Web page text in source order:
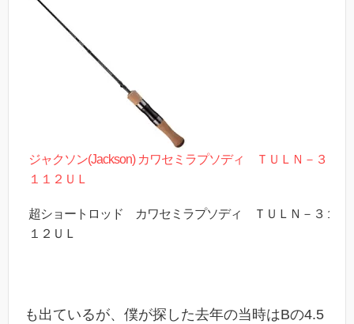
ジャクソン(Jackson) カワセミラプソディ ＴＵＬＮ－３
１１２ＵＬ
超ショートロッド カワセミラプソディ ＴＵＬＮ－３１
１２ＵＬ
も出ているが、僕が探した去年の当時はBの4.5